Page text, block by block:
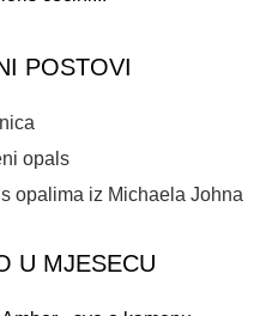
POSTOVI
opals
opalima iz Michaela Johna
U MJESECU